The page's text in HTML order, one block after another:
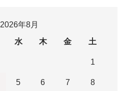
2026年8月
水 木 金 土
1
5 6 7 8